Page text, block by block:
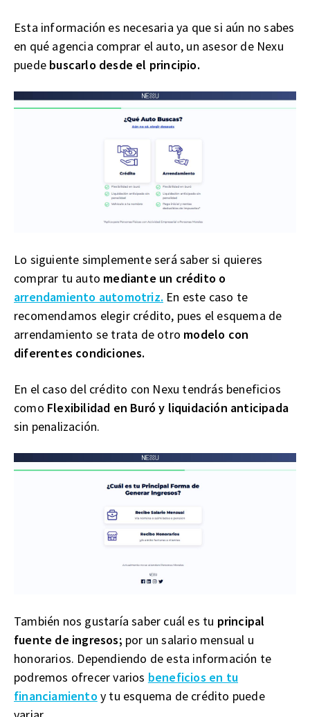
Esta información es necesaria ya que si aún no sabes
en qué agencia comprar el auto, un asesor de Nexu
puede buscarlo desde el principio.
Lo siguiente simplemente será saber si quieres
comprar tu auto mediante un crédito o
arrendamiento automotriz. En este caso te
recomendamos elegir crédito, pues el esquema de
arrendamiento se trata de otro modelo con
diferentes condiciones.
En el caso del crédito con Nexu tendrás beneficios
como Flexibilidad en Buró y liquidación anticipada
sin penalización.
También nos gustaría saber cuál es tu principal
fuente de ingresos; por un salario mensual u
honorarios. Dependiendo de esta información te
podremos ofrecer varios beneficios en tu
financiamientoy tu esquema de crédito puede